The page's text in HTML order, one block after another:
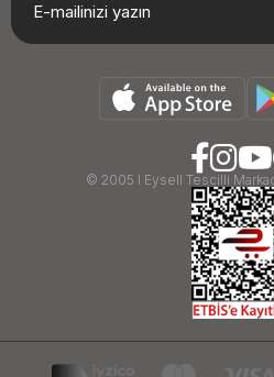
© 2005 I Eysell Tescilli